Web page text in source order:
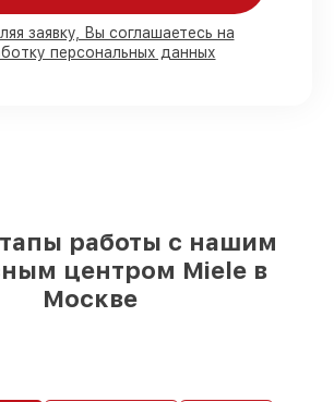
в вашем присутствии
для кофемашин на
доступны для срочного
заявку, Вы соглашаетесь на
персональных данных
работы с нашим
центром Miele в
Москве